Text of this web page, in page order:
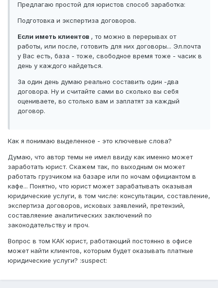
Предлагаю простой для юристов способ заработка:
Подготовка и экспертиза договоров.
Если иметь клиентов , то можно в перерывах от
работы, или после, готовить для них договоры... Эл.почта
у Вас есть, база - тоже, свободное время тоже - часик в
день у каждого найдеться.
За один день думаю реально составить один -два
договора. Ну и считайте сами во сколько вы себя
оцениваете, во столько вам и заплатят за каждый
договор.
Как я понимаю выделенное - это ключевые слова?
Думаю, что автор темы не имел ввиду как именно может
заработать юрист. Скажем так, по выходным он может
работать грузчиком на базаре или по ночам официантом в
кафе... Понятно, что юрист может зарабатывать оказывая
юридические услуги, в том числе: консультации, составление,
экспертиза договоров, исковых заявлений, претензий,
составляение аналитических заключений по
законодательству и проч.
Вопрос в том КАК юрист, работающий постоянно в офисе
может найти клиентов, которым будет оказывать платные
юридические услуги? :suspect: